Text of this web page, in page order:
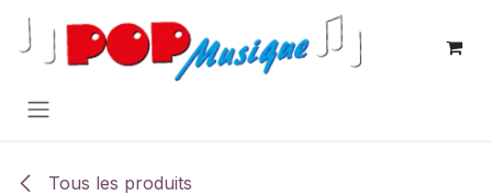
Se rendre au contenu
Tous les produits